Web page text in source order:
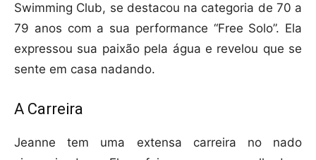
Swimming Club, se destacou na categoria de 70 a
79 anos com a sua performance “Free Solo”. Ela
expressou sua paixão pela água e revelou que se
sente em casa nadando.
A Carreira
Jeanne tem uma extensa carreira no nado